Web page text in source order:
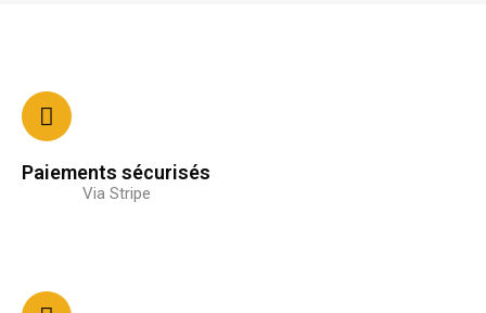
Paiements sécurisés
Via Stripe